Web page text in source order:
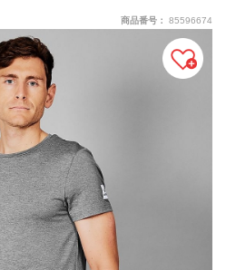
商品番号： 85596674